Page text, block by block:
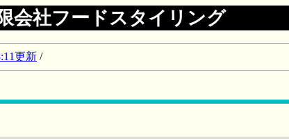
会社フードスタイリング
更新 /